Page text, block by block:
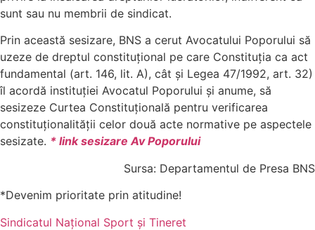
sunt sau nu membrii de sindicat.
Prin această sesizare, BNS a cerut Avocatului Poporului să
uzeze de dreptul constituțional pe care Constituția ca act
fundamental (art. 146, lit. A), cât și Legea 47/1992, art. 32)
îl acordă instituției Avocatul Poporului și anume, să
sesizeze Curtea Constituțională pentru verificarea
constituționalității celor două acte normative pe aspectele
sesizate. * link sesizare Av Poporului
Sursa: Departamentul de Presa BNS
*Devenim prioritate prin atitudine!
Sindicatul Naţional Sport şi Tineret